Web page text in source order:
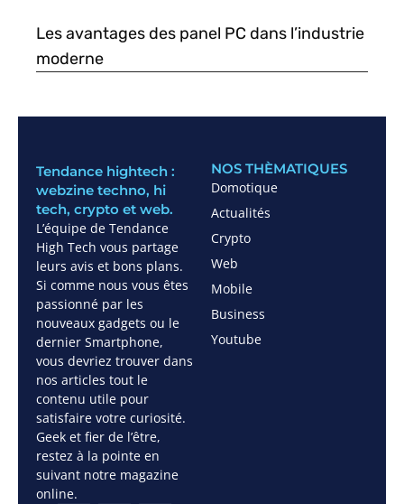
Les avantages des panel PC dans l’industrie
moderne
Tendance hightech :
webzine techno, hi
tech, crypto et web.
L’équipe de Tendance
High Tech vous partage
leurs avis et bons plans.
Si comme nous vous êtes
passionné par les
nouveaux gadgets ou le
dernier Smartphone,
vous devriez trouver dans
nos articles tout le
contenu utile pour
satisfaire votre curiosité.
Geek et fier de l’être,
restez à la pointe en
suivant notre magazine
online.
NOS THÈMATIQUES
Domotique
Actualités
Crypto
Web
Mobile
Business
Youtube